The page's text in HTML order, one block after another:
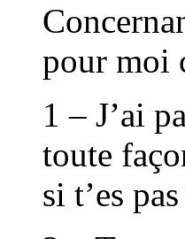
pour moi
1 – J’ai
toute
si t’es